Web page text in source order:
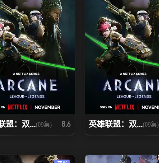
盟：双...(09集) 8.6 英雄联盟：双...(09集)